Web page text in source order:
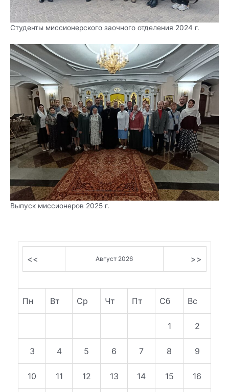
Студенты миссионерского заочного отделения 2024 г.
Выпуск миссионеров 2025 г.
<< Август 2026 >>
Пн Вт Ср Чт Пт Сб Вс
1 2
3 4 5 6 7 8 9
10 11 12 13 14 15 16